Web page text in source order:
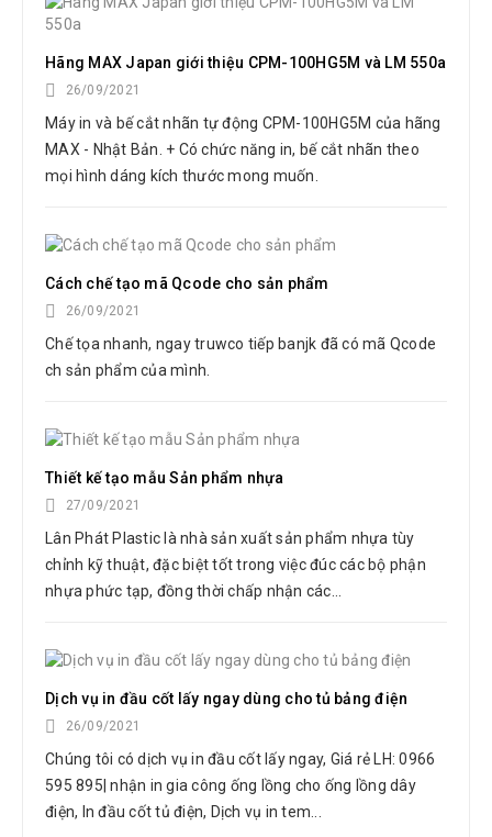
Hãng MAX Japan giới thiệu CPM-100HG5M và LM 550a
26/09/2021
Máy in và bế cắt nhãn tự động CPM-100HG5M của hãng
MAX - Nhật Bản. + Có chức năng in, bế cắt nhãn theo
mọi hình dáng kích thước mong muốn.
Cách chế tạo mã Qcode cho sản phẩm
26/09/2021
Chế tọa nhanh, ngay truwco tiếp banjk đã có mã Qcode
ch sản phẩm của mình.
Thiết kế tạo mẫu Sản phẩm nhựa
27/09/2021
Lân Phát Plastic là nhà sản xuất sản phẩm nhựa tùy
chỉnh kỹ thuật, đặc biệt tốt trong việc đúc các bộ phận
nhựa phức tạp, đồng thời chấp nhận các...
Dịch vụ in đầu cốt lấy ngay dùng cho tủ bảng điện
26/09/2021
Chúng tôi có dịch vụ in đầu cốt lấy ngay, Giá rẻ LH: 0966
595 895| nhận in gia công ống lồng cho ống lồng dây
điện, In đầu cốt tủ điện, Dịch vụ in tem...